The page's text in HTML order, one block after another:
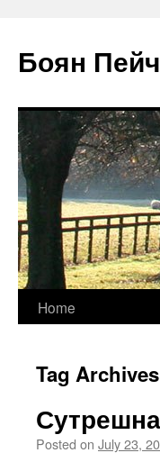
Боян
Skip
content
Home
Tag
Posted on July 23,